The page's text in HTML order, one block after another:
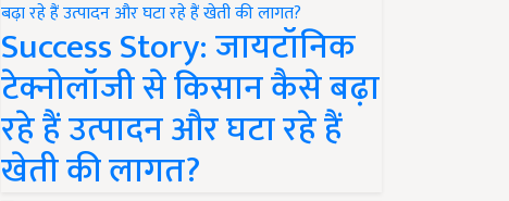
Success Story: जायटॉनिक
टेक्नोलॉजी से किसान कैसे बढ़ा
रहे हैं उत्पादन और घटा रहे हैं
खेती की लागत?